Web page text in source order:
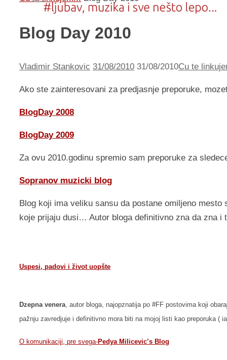
Blog Day 2010
Vladimir Stankovic 31/08/2010 31/08/2010Cu te
Ako ste zainteresovani za predjasnje preporuke,
BlogDay 2008
BlogDay 2009
Za ovu 2010.godinu spremio sam preporuke za
Sopranov muzicki blog
Blog koji ima veliku sansu da postane omiljeno
koje prijaju dusi… Autor bloga definitivno zna da zna i
Uspesi, padovi i život uopšte
Dzepna venera, autor bloga, najopznatija po #FF postovima koji
pažnju zavredjuje i definitivno mora biti na mojoj listi kao preporuka (
O komunikaciji, pre svega-Pedya Milicevic’s Blog